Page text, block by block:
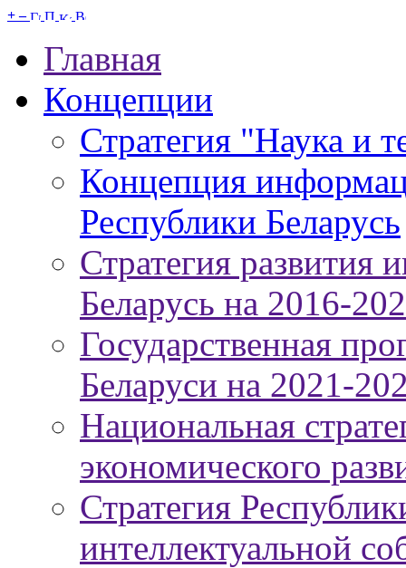
+ –
Главная
Концепции
Стратегия "Наука и
Концепция
Республики Беларусь
Стратегия развития
Беларусь на 2016-
Государственная
Беларуси на 2021-
Национальная
экономического
Стратегия
интеллектуальной